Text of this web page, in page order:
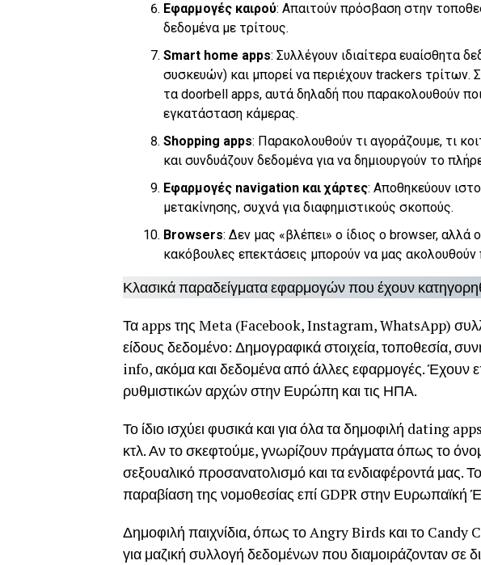
Εφαρμογές καιρού: Απαιτούν πρόσβαση στην
δεδομένα με τρίτους.
Smart home apps: Συλλέγουν ιδιαίτερα ευαίσθητα
συσκευών) και μπορεί να περιέχουν trackers τρίτων.
τα doorbell apps, αυτά δηλαδή που παρακολουθούν
εγκατάσταση κάμερας.
Shopping apps: Παρακολουθούν τι αγοράζουμε, τι
και συνδυάζουν δεδομένα για να δημιουργούν το
Εφαρμογές navigation και χάρτες: Αποθηκεύουν
μετακίνησης, συχνά για διαφημιστικούς σκοπούς.
Browsers: Δεν μας «βλέπει» ο ίδιος ο browser, αλλά
κακόβουλες επεκτάσεις μπορούν να μας ακολουθούν
Κλασικά παραδείγματα εφαρμογών που έχουν
Τα apps της Meta (Facebook, Instagram, WhatsApp)
είδους δεδομένο: Δημογραφικά στοιχεία, τοποθεσία,
info, ακόμα και δεδομένα από άλλες εφαρμογές. Έχουν
ρυθμιστικών αρχών στην Ευρώπη και τις ΗΠΑ.
Το ίδιο ισχύει φυσικά και για όλα τα δημοφιλή dating
κτλ. Αν το σκεφτούμε, γνωρίζουν πράγματα όπως το
σεξουαλικό προσανατολισμό και τα ενδιαφέροντά μας.
παραβίαση της νομοθεσίας επί GDPR στην Ευρωπαϊκή
Δημοφιλή παιχνίδια, όπως το Angry Birds και το Candy
για μαζική συλλογή δεδομένων που διαμοιράζονταν σε